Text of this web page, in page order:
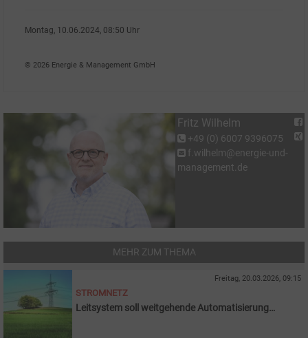
Montag, 10.06.2024, 08:50 Uhr
© 2026 Energie & Management GmbH
Fritz Wilhelm
+49 (0) 6007 9396075
f.wilhelm@energie-und-
management.de
MEHR ZUM THEMA
Freitag, 20.03.2026, 09:15
STROMNETZ
Leitsystem soll weitgehende Automatisierung